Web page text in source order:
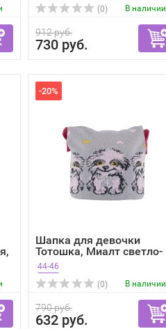
(0)
В наличии
912 руб.
730 руб.
-20%
Шапка для девочки
Тотошка, Миалт светло-
сер...
44-46
(0)
В наличии
790 руб.
632 руб.